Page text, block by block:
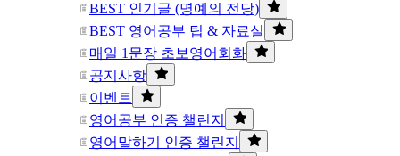
BEST 인기글 (명예의 전당)
BEST 영어공부 팁 & 자료실
매일 1문장 초보영어회화
공지사항
이벤트
영어공부 인증 챌린지
영어말하기 인증 챌린지